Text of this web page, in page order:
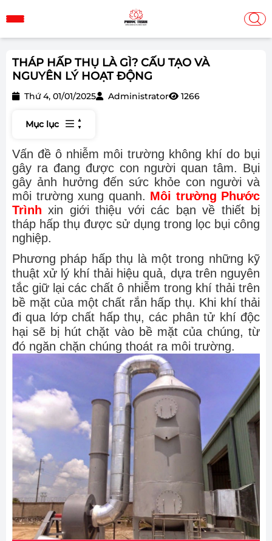
THÁP HẤP THỤ LÀ GÌ? CẤU TẠO VÀ
NGUYÊN LÝ HOẠT ĐỘNG
Thứ 4, 01/01/2025 Administrator 1266
Mục lục
Vấn đề ô nhiễm môi trường không khí do bụi
gây ra đang được con người quan tâm. Bụi
gây ảnh hưởng đến sức khỏe con người và
môi trường xung quanh. Môi trường Phước
Trình xin giới thiệu với các bạn về thiết bị
tháp hấp thụ được sử dụng trong lọc bụi công
nghiệp.
Phương pháp hấp thụ là một trong những kỹ
thuật xử lý khí thải hiệu quả, dựa trên nguyên
tắc giữ lại các chất ô nhiễm trong khí thải trên
bề mặt của một chất rắn hấp thụ. Khi khí thải
đi qua lớp chất hấp thụ, các phân tử khí độc
hại sẽ bị hút chặt vào bề mặt của chúng, từ
đó ngăn chặn chúng thoát ra môi trường.